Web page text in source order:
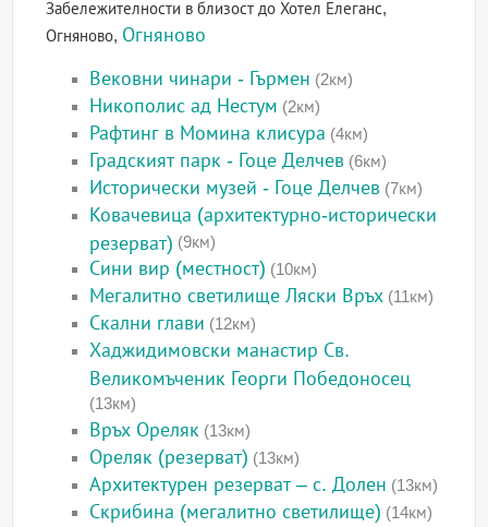
Забележителности в близост до Хотел Елеганс,
Огняново, Огняново
Вековни чинари - Гърмен (2км)
Никополис ад Нестум (2км)
Рафтинг в Момина клисура (4км)
Градският парк - Гоце Делчев (6км)
Исторически музей - Гоце Делчев (7км)
Ковачевица (архитектурно-исторически
резерват) (9км)
Сини вир (местност) (10км)
Мегалитно светилище Ляски Връх (11км)
Скални глави (12км)
Хаджидимовски манастир Св.
Великомъченик Георги Победоносец
(13км)
Връх Ореляк (13км)
Ореляк (резерват) (13км)
Архитектурен резерват – с. Долен (13км)
Скрибина (мегалитно светилище) (14км)